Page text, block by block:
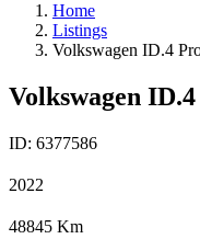
Home
Listings
Volkswagen ID.4
Volkswagen
ID: 6377586
2022
48845 Km